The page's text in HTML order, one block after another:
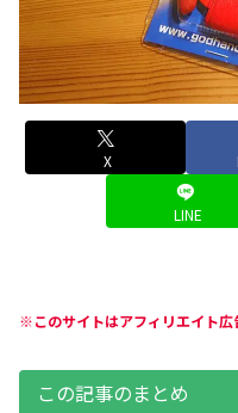
X
LINE
※このサイトはアフィリエイト広
この記事のまとめ